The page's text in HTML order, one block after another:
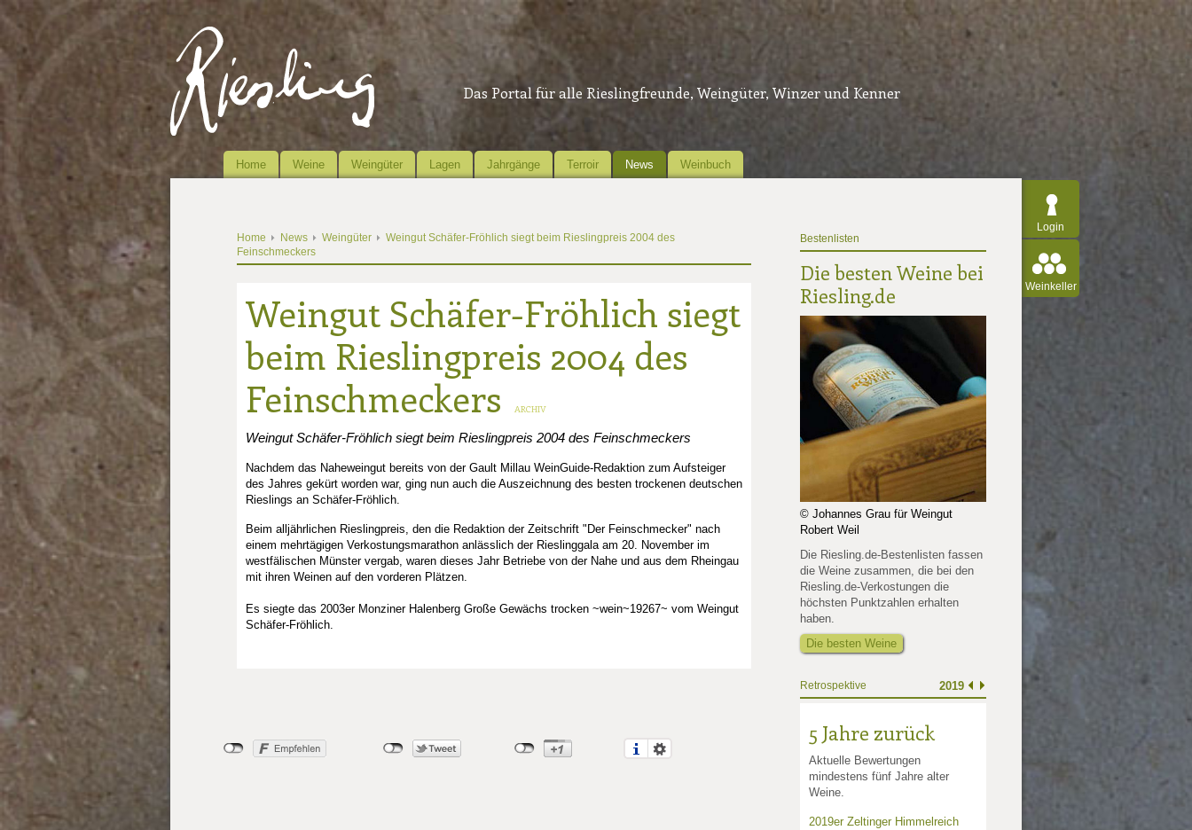
Das Portal für alle Rieslingfreunde, Weingüter, Winzer und Kenner
Home Weine Weingüter Lagen Jahrgänge Terroir News Weinbuch
Login
Weinkeller
Home News Weingüter
Weingut Schäfer-Fröhlich siegt beim Rieslingpreis 2004 des
Feinschmeckers
Weingut Schäfer-Fröhlich siegt
beim Rieslingpreis 2004 des
Feinschmeckers
ARCHIV
Weingut Schäfer-Fröhlich siegt beim Rieslingpreis 2004 des Feinschmeckers
Nachdem das Naheweingut bereits von der Gault Millau WeinGuide-Redaktion zum Aufsteiger
des Jahres gekürt worden war, ging nun auch die Auszeichnung des besten trockenen deutschen
Rieslings an Schäfer-Fröhlich.
Beim alljährlichen Rieslingpreis, den die Redaktion der Zeitschrift "Der Feinschmecker" nach
einem mehrtägigen Verkostungsmarathon anlässlich der Rieslinggala am 20. November im
westfälischen Münster vergab, waren dieses Jahr Betriebe von der Nahe und aus dem Rheingau
mit ihren Weinen auf den vorderen Plätzen.
Es siegte das 2003er Monziner Halenberg Große Gewächs trocken ~wein~19267~ vom Weingut
Schäfer-Fröhlich.
Bestenlisten
Die besten Weine bei
Riesling.de
© Johannes Grau für Weingut
Robert Weil
Die Riesling.de-Bestenlisten fassen
die Weine zusammen, die bei den
Riesling.de-Verkostungen die
höchsten Punktzahlen erhalten
haben.
Die besten Weine
Retrospektive
5 Jahre zurück
Aktuelle Bewertungen
mindestens fünf Jahre alter
Weine.
2019
2019er Zeltinger Himmelreich